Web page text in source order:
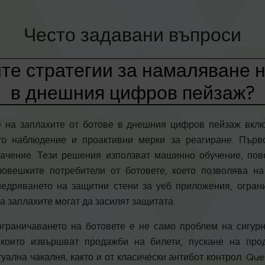
Често задавани въпроси
стратегии за намаляване
в днешния цифров пейзаж?
заплахите от ботове в днешния цифров пейзаж
наблюдение и проактивни мерки за реагиране.
Тези решения използват машинно обучение,
потребители от ботовете, което позволява
на защитни стени за уеб приложения,
заплахите могат да засилят защитата.
на ботовете е не само проблем на
които извършват продажби на билети, пускане на
чакалня, както и от класически антибот контрол.